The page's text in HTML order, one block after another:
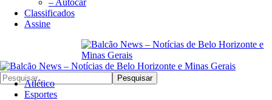
– Autocar
Classificados
Assine
Pesquisar
Atlético
Esportes